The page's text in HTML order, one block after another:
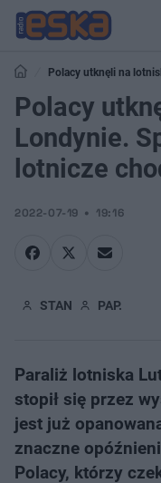
Polacy utknęli na
chodzi!
Polacy
Londynie.
lotnicze
2022-07-19 19:16
STAN PAP.
Paraliż lotniska
stopił się przez
jest już
znaczne
Polacy, którzy